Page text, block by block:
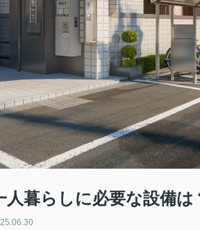
人暮らしに必要な設備